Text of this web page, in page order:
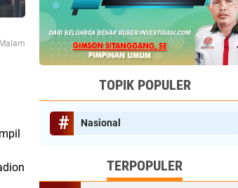
TOPIK POPULER
Nasional
TERPOPULER